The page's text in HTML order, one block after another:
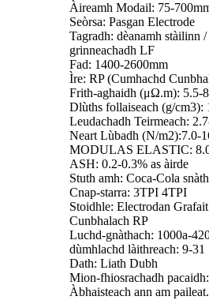
Àireamh Modail: 75-
Seòrsa: Pasgan Electrode
Tagradh: dèanamh stàilinn
grinneachadh LF
Fad: 1400-2600mm
Ìre: RP (Cumhachd
Frith-aghaidh (μΩ.m): 5.5-
Dlùths follaiseach (g/cm3):
Leudachadh Teirmeach:
Neart Lùbadh (N/m2):7.0-
MODULAS ELASTIC:
ASH: 0.2-0.3% as àirde
Stuth amh: Coca-Cola
Cnap-starra: 3TPI 4TPI
Stoidhle: Electrodan
Cunbhalach RP
Luchd-gnàthach: 1000a-
dùmhlachd làithreach: 9-31
Dath: Liath Dubh
Mion-fhiosrachadh
Àbhaisteach ann am paileat.